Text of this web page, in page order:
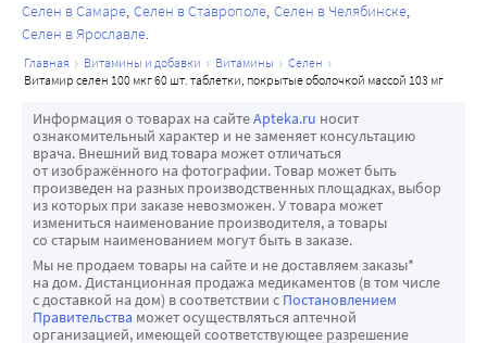
Селен в Самаре Селен в Ставрополе Селен в Челябинске
Селен в Ярославле
главная витамины и добавки витамины
селен
витамир селен 100 мкг 60 шт. таблетки, покрытые оболочкой массой 103 мг
Информация о товарах на сайтеApteka.ru носит
ознакомительный характер и не заменяет консультацию
врача. Внешний вид товара может отличаться
от изображённого на фотографии. Товар может быть
произведен на разных производственных площадках, выбор
из которых при заказе невозможен. У товара может
измениться наименование производителя, а товары
со старым наименованием могут быть в заказе.
Мы не продаем товары на сайте и не доставляем заказы*
на дом. Дистанционная продажа медикаментов (в том числе
с доставкой на дом) в соответствии с Постановлением
Правительства может осуществляться аптечной
организацией, имеющей соответствующее разрешение